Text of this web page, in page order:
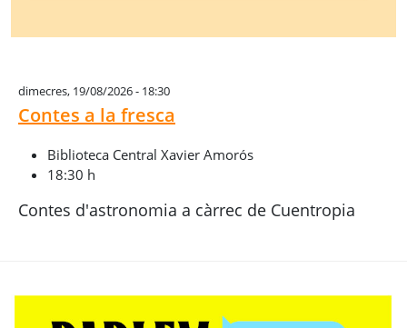
dimecres, 19/08/2026 - 18:30
Contes a la fresca
Biblioteca Central Xavier Amorós
18:30 h
Contes d'astronomia a càrrec de Cuentropia